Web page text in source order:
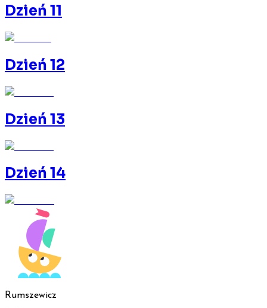
Dzień 11
Dzień 12
Dzień 13
Dzień 14
Rumszewicz